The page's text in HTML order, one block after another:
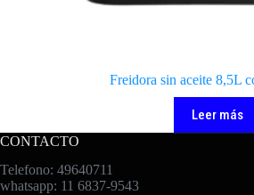
Freidora sin aceite 8,5L
Leer más
CONTACTO
Telefono: 49640711
whatsapp: 11 6837-9543